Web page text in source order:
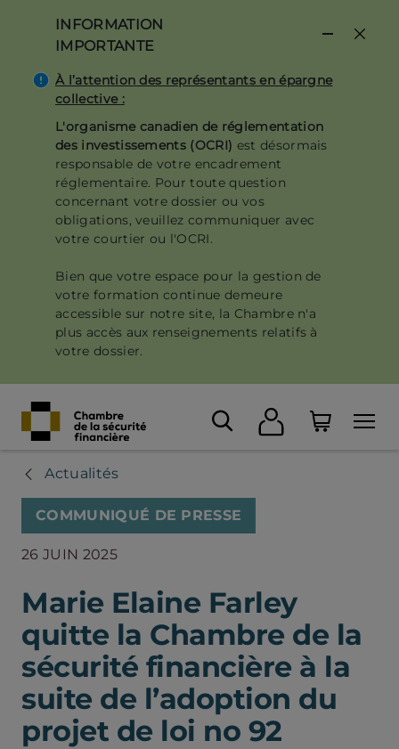
contenu
principal
INFORMATION
IMPORTANTE
À l’attention des représentants en épargne
collective :
L'organisme canadien de réglementation
des investissements (OCRI) est désormais
responsable de votre encadrement
réglementaire. Pour toute question
concernant votre dossier ou vos
obligations, veuillez communiquer avec
votre courtier ou l'OCRI.
Bien que votre espace pour la gestion de
votre formation continue demeure
accessible sur notre site, la Chambre n'a
plus accès aux renseignements relatifs à
votre dossier.
Actualités
COMMUNIQUÉ DE PRESSE
26 JUIN 2025
Marie Elaine Farley
quitte la Chambre de la
sécurité financière à la
suite de l’adoption du
projet de loi no 92